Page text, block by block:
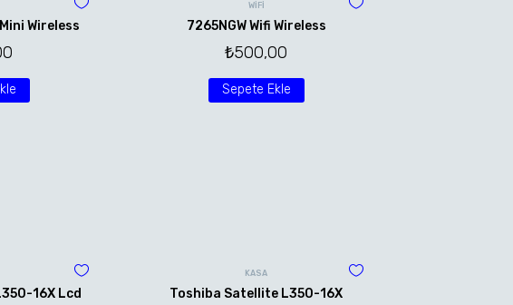
Wireless
WİFİ
7265NGW Wifi Wireless
₺500,00
Sepete Ekle
16X Lcd
KASA
Toshiba Satellite L350-16X